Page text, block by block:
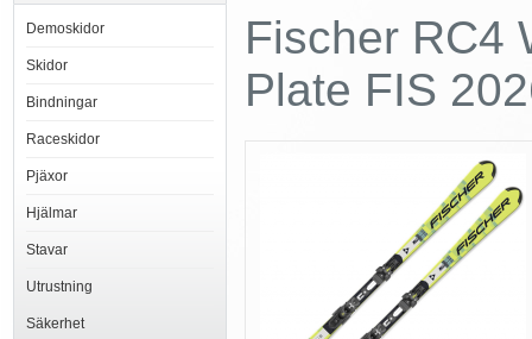
Demoskidor
Skidor
Bindningar
Raceskidor
Pjäxor
Hjälmar
Stavar
Utrustning
Säkerhet
Fischer RC4
Plate FIS